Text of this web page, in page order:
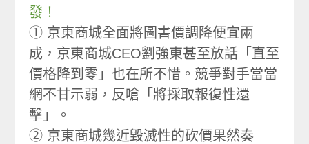
發！
① 京東商城全面將圖書價調降便宜兩
成，京東商城CEO劉強東甚至放話「直至
價格降到零」也在所不惜。競爭對手當當
網不甘示弱，反嗆「將採取報復性還
擊」。
② 京東商城幾近毀滅性的砍價果然奏